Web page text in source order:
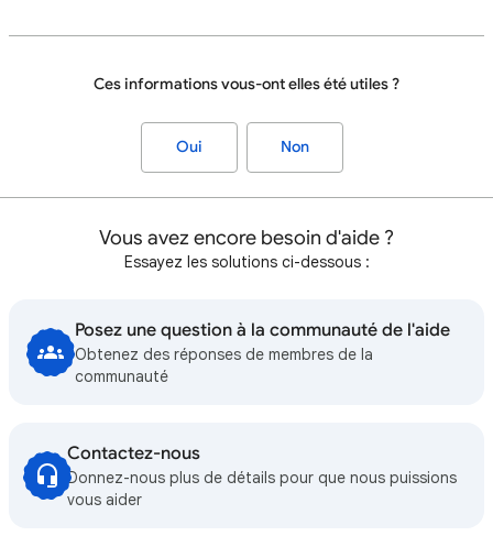
Ces informations vous-ont elles été utiles ?
Oui Non
Vous avez encore besoin d'aide ?
Essayez les solutions ci-dessous :
Posez une question à la communauté de l'aide
Obtenez des réponses de membres de la
communauté
Contactez-nous
Donnez-nous plus de détails pour que nous puissions
vous aider